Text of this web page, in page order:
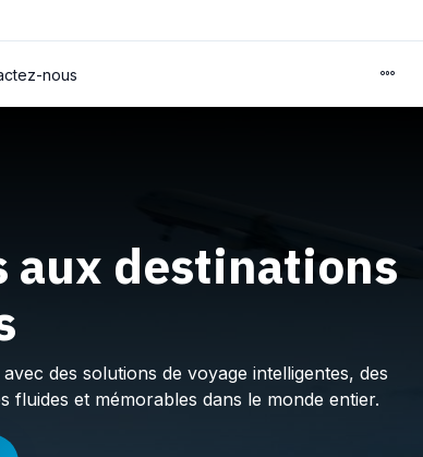
nous
aux destinations
des solutions de voyage intelligentes, des
et mémorables dans le monde entier.